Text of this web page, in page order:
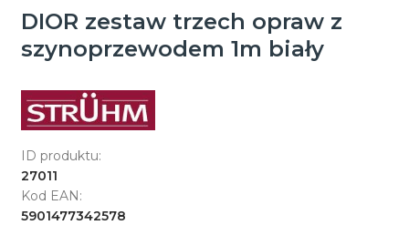
DIOR zestaw trzech opraw z
szynoprzewodem 1m biały
ID produktu:
27011
Kod EAN:
5901477342578